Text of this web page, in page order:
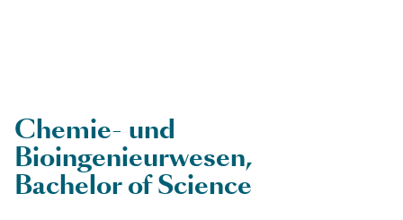
Veranstaltungen
Merchandise-Shop
AI in Education
Early Career Researchers
Gute Wissenschaftliche Praxis
News
Studiengänge
Forschung und Institute
Partnerships and Strategy
Partnerhochschulen Studierendenaustausch
Chemie- und
Bioingenieurwesen,
Bachelor of Science